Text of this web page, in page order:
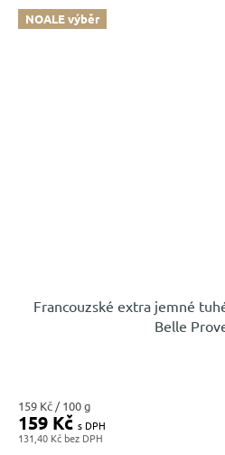
NOALE výběr
Francouzské extra jemné
Belle
131,40 Kč
159 Kč
Měrná
cena:
159 Kč / 100 g